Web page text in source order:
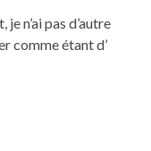
n’ai pas d’autre
comme étant d’